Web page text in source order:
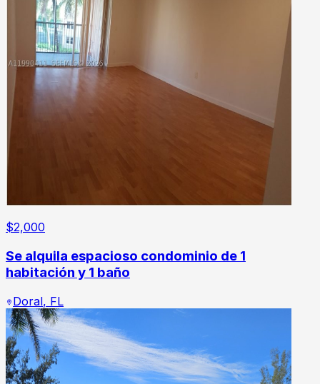
$2,000
Se alquila espacioso condominio de 1
habitación y 1 baño
Doral, FL